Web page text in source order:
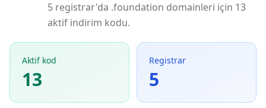
5 registrar'da .foundation domainleri için 13
aktif indirim kodu.
Aktif kod
13
Registrar
5